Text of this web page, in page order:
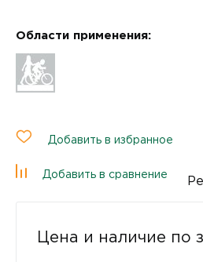
Области применения:
Добавить в избранное
Добавить в сравнение
Цена и наличие по